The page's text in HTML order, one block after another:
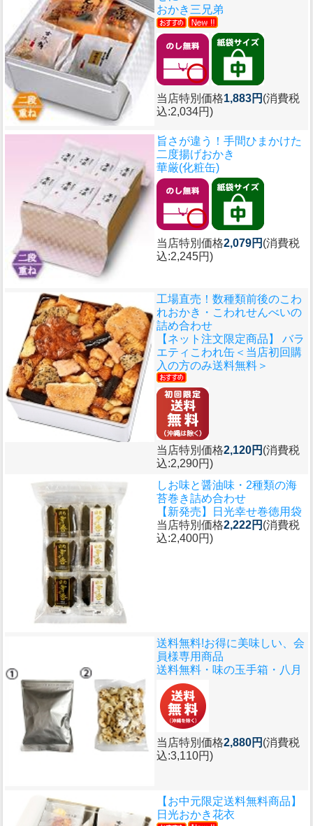
おかき三兄弟
当店特別価格1,883円 (消費税
込:2,034円)
旨さが違う！手間ひまかけた
二度揚げおかき
華厳(化粧缶)
当店特別価格2,079円 (消費税
込:2,245円)
工場直売！数種類前後のこわ
れおかき・こわれせんべいの
詰め合わせ
【ネット注文限定商品】 バラ
エティこわれ缶＜当店初回購
入の方のみ送料無料＞
当店特別価格2,120円 (消費税
込:2,290円)
しお味と醤油味・2種類の海
苔巻き詰め合わせ
【新発売】日光幸せ巻徳用袋
当店特別価格2,222円 (消費税
込:2,400円)
送料無料!お得に美味しい、会
員様専用商品
送料無料・味の玉手箱・八月
当店特別価格2,880円 (消費税
込:3,110円)
【お中元限定送料無料商品】
日光おかき花衣